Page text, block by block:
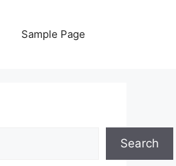
Sample Page
Search